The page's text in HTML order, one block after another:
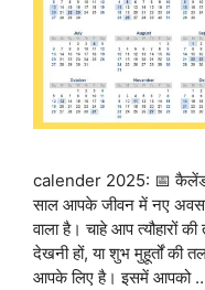
calender 2025: 📅
साल आपके जीवन में नए
वाला है। चाहे आप त्यौहारों
देखनी हों, या शुभ मुहूर्तों की
आपके लिए है। इसमें आपको